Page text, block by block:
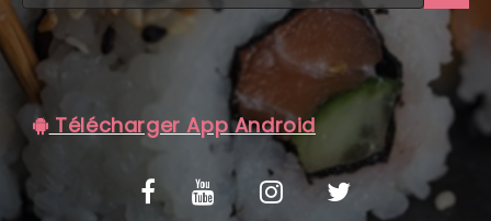
C.G.V
Télécharger App Android